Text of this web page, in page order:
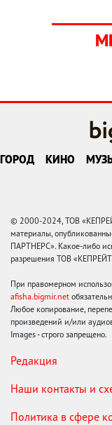
ГОРОД КИНО
© 2000-2024, ТОВ
материалы,
ПАРТНЕРС». Какое-либо
разрешения ТОВ
При правомерном
afisha.bigmir.net
Любое копирование,
произведений и/или
Images - строго запрещено.
Редакция
Наши контакты и
Политика в сфере